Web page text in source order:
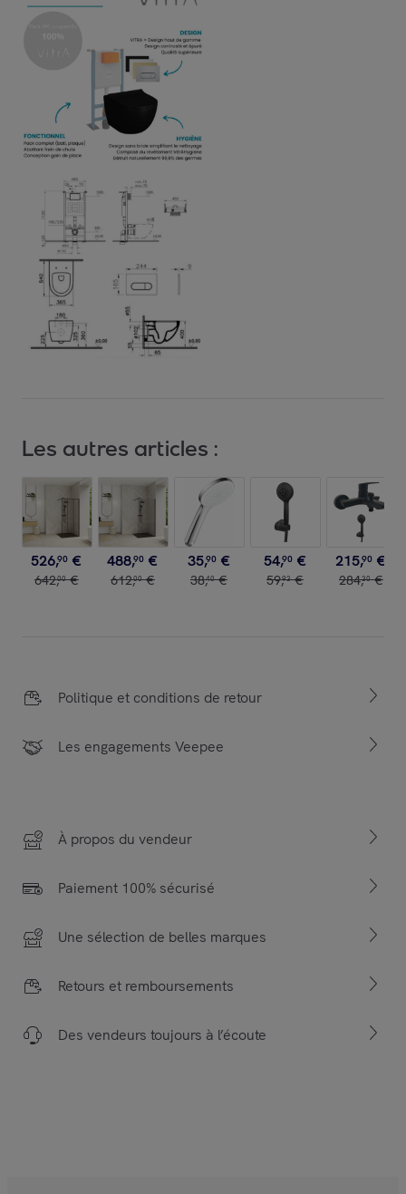
Les autres articles :
526,90 €
642,00 €
488,90 €
612,00 €
35,90 €
38,40 €
54,90 €
59,93 €
215,90 €
284,30 €
Politique et conditions de retour
Les engagements Veepee
À propos du vendeur
Paiement 100% sécurisé
Une sélection de belles marques
Retours et remboursements
Des vendeurs toujours à l’écoute